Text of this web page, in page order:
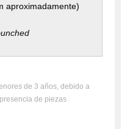
aproximadamente)
de 3 años, debido a
de piezas